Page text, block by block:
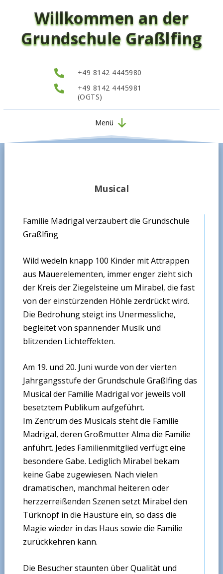
Willkommen an der
Grundschule Graßlfing
 +49 8142 4445980

+49 8142 4445981
(OGTS)
Menü
Musical
Familie Madrigal verzaubert die Grundschule
Graßlfing
Wild wedeln knapp 100 Kinder mit Attrappen
aus Mauerelementen, immer enger zieht sich
der Kreis der Ziegelsteine um Mirabel, die fast
von der einstürzenden Höhle zerdrückt wird.
Die Bedrohung steigt ins Unermessliche,
begleitet von spannender Musik und
blitzenden Lichteffekten.
Am 19. und 20. Juni wurde von der vierten
Jahrgangsstufe der Grundschule Graßlfing das
Musical der Familie Madrigal vor jeweils voll
besetztem Publikum aufgeführt.
Im Zentrum des Musicals steht die Familie
Madrigal, deren Großmutter Alma die Familie
anführt. Jedes Familienmitglied verfügt eine
besondere Gabe. Lediglich Mirabel bekam
keine Gabe zugewiesen. Nach vielen
dramatischen, manchmal heiteren oder
herzzerreißenden Szenen setzt Mirabel den
Türknopf in die Haustüre ein, so dass die
Magie wieder in das Haus sowie die Familie
zurückkehren kann.
Die Besucher staunten über Qualität und